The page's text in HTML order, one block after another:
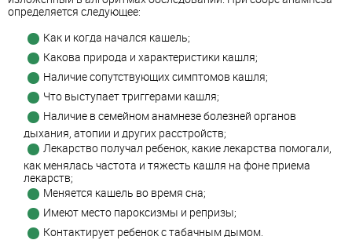
определяется следующее:
Как и когда начался кашель;
Какова природа и характеристики кашля;
Наличие сопутствующих симптомов кашля;
Что выступает триггерами кашля;
Наличие в семейном анамнезе болезней органов
дыхания, атопии и других расстройств;
Лекарство получал ребенок, какие лекарства помогали,
как менялась частота и тяжесть кашля на фоне приема
лекарств;
Меняется кашель во время сна;
Имеют место пароксизмы и репризы;
Контактирует ребенок с табачным дымом.